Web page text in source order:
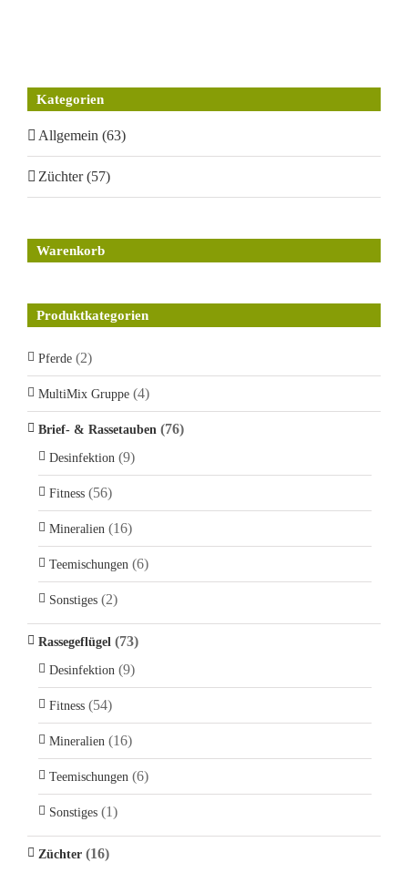
Kategorien
Allgemein (63)
Züchter (57)
Warenkorb
Produktkategorien
Pferde (2)
MultiMix Gruppe (4)
Brief- & Rassetauben (76)
Desinfektion (9)
Fitness (56)
Mineralien (16)
Teemischungen (6)
Sonstiges (2)
Rassegeflügel (73)
Desinfektion (9)
Fitness (54)
Mineralien (16)
Teemischungen (6)
Sonstiges (1)
Züchter (16)